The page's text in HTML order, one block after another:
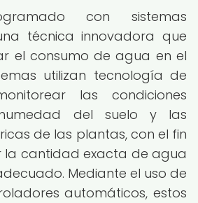
con sistemas
técnica innovadora que
el consumo de agua en el
utilizan tecnología de
las condiciones
del suelo y las
de las plantas, con el fin
cantidad exacta de agua
Mediante el uso de
automáticos, estos